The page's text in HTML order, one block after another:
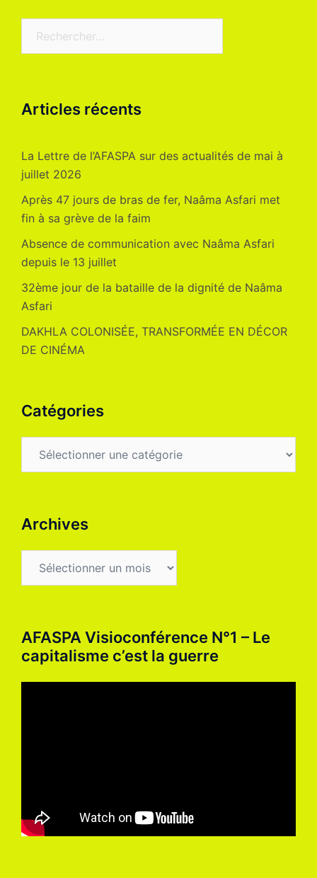
Articles récents
La Lettre de l’AFASPA sur des actualités de mai à
juillet 2026
Après 47 jours de bras de fer, Naâma Asfari met
fin à sa grève de la faim
Absence de communication avec Naâma Asfari
depuis le 13 juillet
32ème jour de la bataille de la dignité de Naâma
Asfari
DAKHLA COLONISÉE, TRANSFORMÉE EN DÉCOR
DE CINÉMA
Catégories
Archives
AFASPA Visioconférence N°1 – Le
capitalisme c’est la guerre